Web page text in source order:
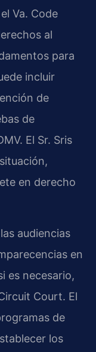
Va. Code
al
para
incluir
de
de
El Sr. Sris
en derecho
audiencias
en
es necesario,
Court. El
de
los